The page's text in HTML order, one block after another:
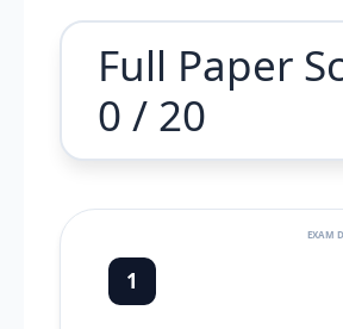
Full Paper
0 / 20
EXAM
1